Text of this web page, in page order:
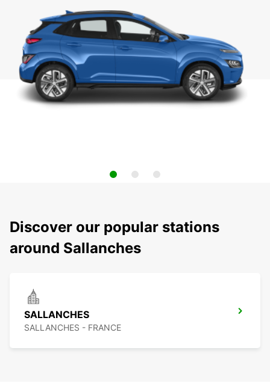
Discover our popular stations
around Sallanches
SALLANCHES
SALLANCHES - FRANCE